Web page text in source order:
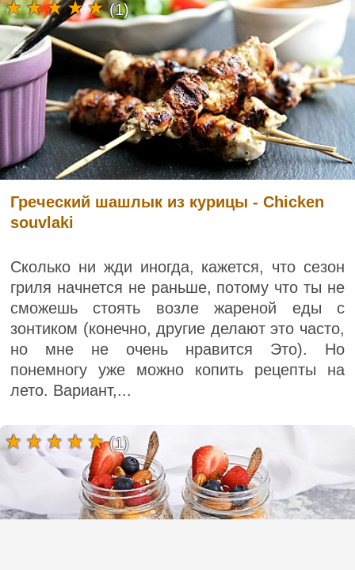
Греческий шашлык из курицы - Chicken
souvlaki
Сколько ни жди иногда, кажется, что сезон
гриля начнется не раньше, потому что ты не
сможешь стоять возле жареной еды с
зонтиком (конечно, другие делают это часто,
но мне не очень нравится Это). Но
понемногу уже можно копить рецепты на
лето. Вариант,...
(1)
(1)